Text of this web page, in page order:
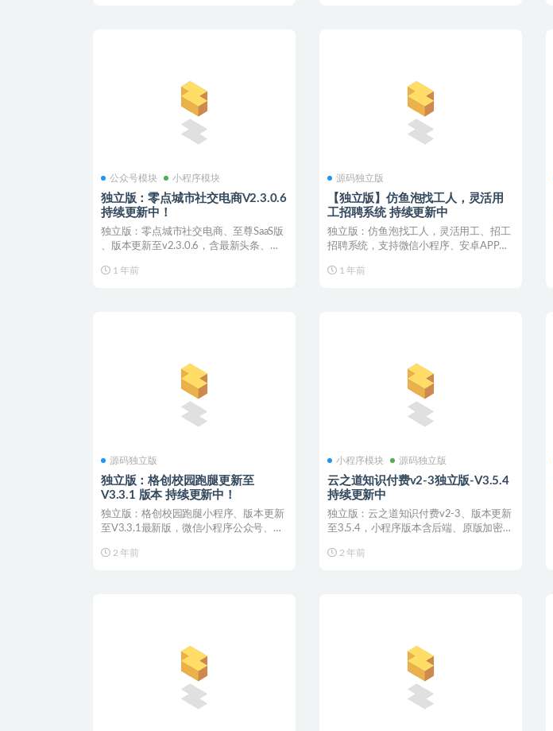
公众号模块 小程序模块
独立版：零点城市社交电商V2.3.0.6
持续更新中！
独立版：零点城市社交电商、至尊SaaS版
、版本更新至v2.3.0.6，含最新头条、微
1 年前
源码独立版
【独立版】仿鱼泡找工人，灵活用
工招聘系统 持续更新中
独立版：仿鱼泡找工人，灵活用工、招工
招聘系统，支持微信小程序、安卓APP、
1 年前
源码独立版
独立版：格创校园跑腿更新至
V3.3.1 版本 持续更新中！
独立版：格创校园跑腿小程序、版本更新
至V3.3.1最新版，微信小程序公众号、源
2 年前
小程序模块 源码独立版
云之道知识付费v2-3独立版-V3.5.4
持续更新中
独立版：云之道知识付费v2-3、版本更新
至3.5.4，小程序版本含后端、原版加密，
2 年前